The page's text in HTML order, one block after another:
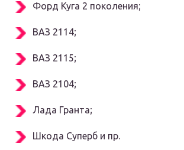
Форд Куга 2 поколения;
ВАЗ 2114;
ВАЗ 2115;
ВАЗ 2104;
Лада Гранта;
Шкода Суперб и пр.